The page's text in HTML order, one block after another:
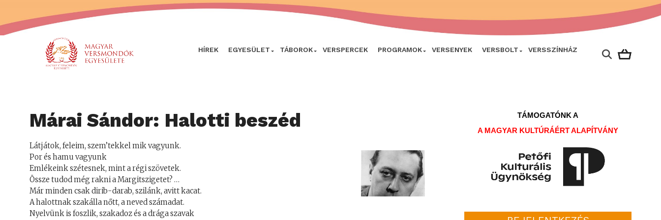
HÍREK EGYESÜLET TÁBOROK VERSPERCEK PROGRAMOK VERSENYEK VERSBOLT VERSSZÍNHÁZ
Márai Sándor: Halotti beszéd
Látjátok, feleim, szem’tekkel mik vagyunk.
Por és hamu vagyunk
Emlékeink szétesnek, mint a régi szövetek.
Össze tudod még rakni a Margitszigetet? …
Már minden csak dirib-darab, szilánk, avitt kacat.
A halottnak szakálla nőtt, a neved számadat.
Nyelvünk is foszlik, szakadoz és a drága szavak
TÁMOGATÓNK A
A MAGYAR KULTÚRÁÉRT ALAPÍTVÁNY